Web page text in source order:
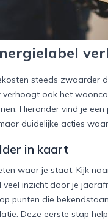
steeds zwaarder
ook het
Hieronder vind je
duidelijke acties
in kaart
waar je staat. Kijk
inzicht door je
punten die
Deze eerste stap